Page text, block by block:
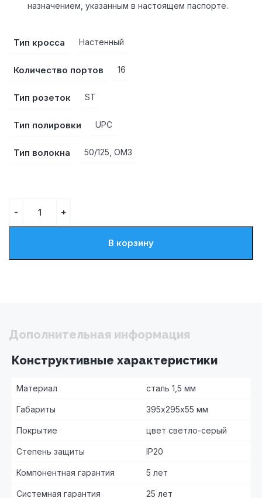
назначением, указанным в настоящем паспорте.
Тип кросса Настенный
Количество портов 16
Тип розеток ST
Тип полировки UPC
Тип волокна 50/125, OM3
В корзину
Дополнительная информация
Конструктивные характеристики
Материал сталь 1,5 мм
Габариты 395х295х55 мм
Покрытие цвет светло-серый
Степень защиты IP20
Компонентная гарантия 5 лет
Системная гарантия 25 лет